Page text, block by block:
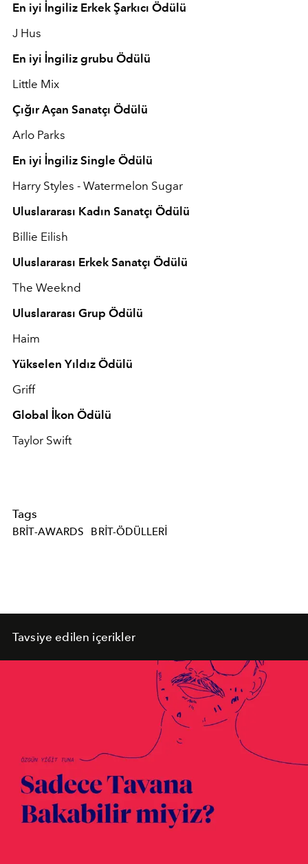
En iyi İngiliz Erkek Şarkıcı Ödülü
J Hus
En iyi İngiliz grubu Ödülü
Little Mix
Çığır Açan Sanatçı Ödülü
Arlo Parks
En iyi İngiliz Single Ödülü
Harry Styles - Watermelon Sugar
Uluslararası Kadın Sanatçı Ödülü
Billie Eilish
Uluslararası Erkek Sanatçı Ödülü
The Weeknd
Uluslararası Grup Ödülü
Haim
Yükselen Yıldız Ödülü
Griff
Global İkon Ödülü
Taylor Swift
Tags
BRIT-AWARDS BRIT-ÖDÜLLERI
Tavsiye edilen içerikler